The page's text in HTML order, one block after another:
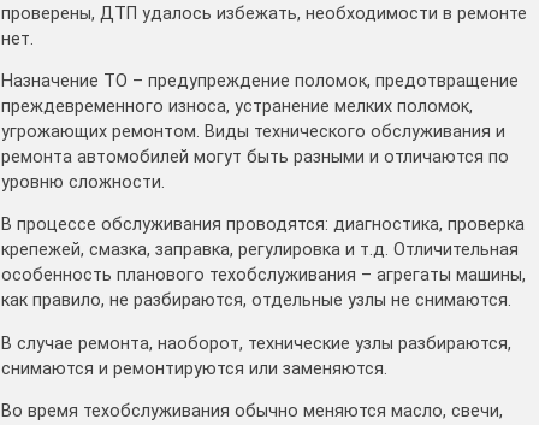
проверены, ДТП удалось избежать, необходимости в ремонте
нет.
Назначение ТО – предупреждение поломок, предотвращение
преждевременного износа, устранение мелких поломок,
угрожающих ремонтом. Виды технического обслуживания и
ремонта автомобилей могут быть разными и отличаются по
уровню сложности.
В процессе обслуживания проводятся: диагностика, проверка
крепежей, смазка, заправка, регулировка и т.д. Отличительная
особенность планового техобслуживания – агрегаты машины,
как правило, не разбираются, отдельные узлы не снимаются.
В случае ремонта, наоборот, технические узлы разбираются,
снимаются и ремонтируются или заменяются.
Во время техобслуживания обычно меняются масло, свечи,